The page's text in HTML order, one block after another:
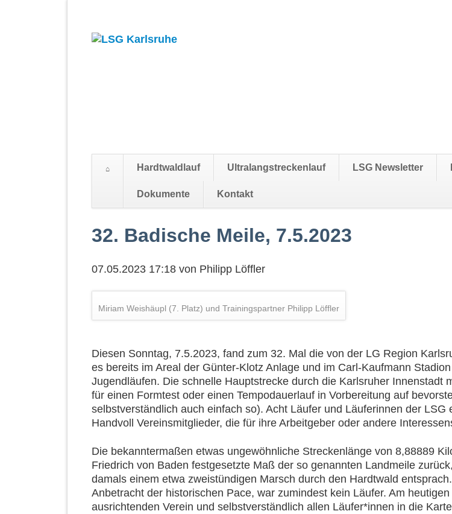
Hardtwaldlauf Ultralangstreckenlauf LSG Newsletter
Dokumente Kontakt
überspringen
32. Badische Meile, 7.5.2023
07.05.2023 17:18 von Philipp Löffler
Miriam Weishäupl (7. Platz) und Trainingspartner Philipp Löffler
Diesen Sonntag, 7.5.2023, fand zum 32. Mal die von der LG Region
es bereits im Areal der Günter-Klotz Anlage und im Carl-Kaufmann
Jugendläufen. Die schnelle Hauptstrecke durch die Karlsruher Innenstadt
für einen Formtest oder einen Tempodauerlauf in Vorbereitung auf
selbstverständlich auch einfach so). Acht Läufer und Läuferinnen der
Handvoll Vereinsmitglieder, die für ihre Arbeitgeber oder andere
Die bekanntermaßen etwas ungewöhnliche Streckenlänge von 8,88889
Friedrich von Baden festgesetzte Maß der so genannten Landmeile
damals einem etwa zweistündigen Marsch durch den Hardtwald
Anbetracht der historischen Pace, war zumindest kein Läufer. Am
ausrichtenden Verein und selbstverständlich allen Läufer*innen in die